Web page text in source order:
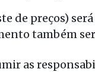
de preços)
também
as